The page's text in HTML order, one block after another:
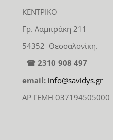
ΚΕΝΤΡΙΚΟ
Γρ. Λαμπράκη 211
54352 Θεσσαλονίκη.
☎ 2310 908 497
email: info@savidys.gr
ΑΡ ΓΕΜΗ 037194505000